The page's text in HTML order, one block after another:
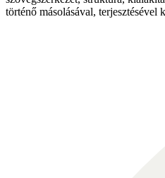
történő másolásával,